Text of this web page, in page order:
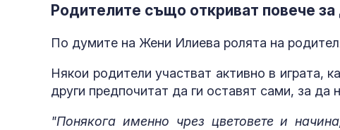
Родителите също откриват повече за
По думите на Жени Илиева ролята на
Някои родители участват активно в играта,
други предпочитат да ги оставят сами, за да
"Понякога именно чрез цветовете и